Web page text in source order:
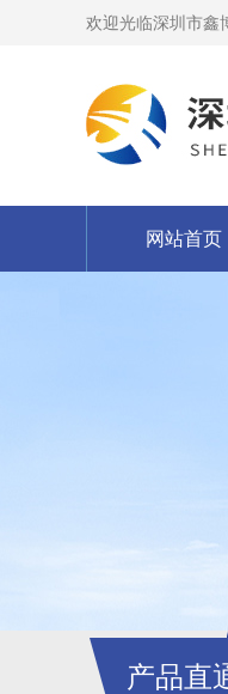
欢迎光临深圳市鑫
网站首页
产品直